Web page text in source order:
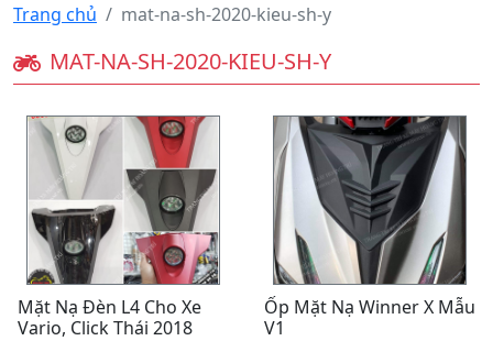
Trang chủ mat-na-sh-2020-kieu-sh-y
MAT-NA-SH-2020-KIEU-SH-Y
Mặt Nạ Đèn L4 Cho Xe
Vario, Click Thái 2018
Ốp Mặt Nạ Winner X Mẫu
V1